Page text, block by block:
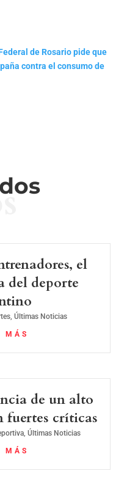
de Rosario pide que
contra el consumo de
el
del deporte
, Últimas Noticias
MÁS
de un alto
críticas
,Últimas Noticias
MÁS